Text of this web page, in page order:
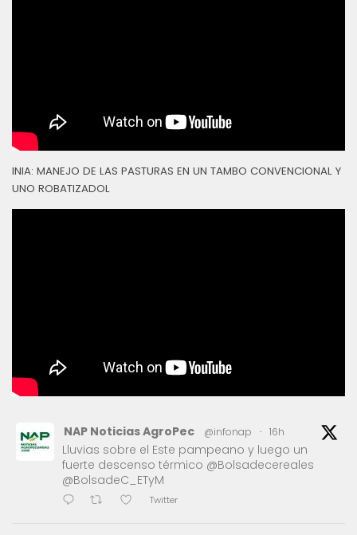
INIA: MANEJO DE LAS PASTURAS EN UN TAMBO CONVENCIONAL Y
UNO ROBATIZADOL
NAP Noticias AgroPec @infonap · 16h
Lluvias sobre el Este pampeano y luego un
fuerte descenso térmico @Bolsadecereales
@BolsadeC_ETyM
Twitter